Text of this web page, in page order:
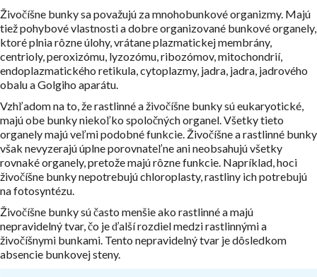
Živočíšne bunky sa považujú za mnohobunkové organizmy. Majú
tiež pohybové vlastnosti a dobre organizované bunkové organely,
ktoré plnia rôzne úlohy, vrátane plazmatickej membrány,
centrioly, peroxizómu, lyzozómu, ribozómov, mitochondrií,
endoplazmatického retikula, cytoplazmy, jadra, jadra, jadrového
obalu a Golgiho aparátu.
Vzhľadom na to, že rastlinné a živočíšne bunky sú eukaryotické,
majú obe bunky niekoľko spoločných organel. Všetky tieto
organely majú veľmi podobné funkcie. Živočíšne a rastlinné bunky
však nevyzerajú úplne porovnateľne ani neobsahujú všetky
rovnaké organely, pretože majú rôzne funkcie. Napríklad, hoci
živočíšne bunky nepotrebujú chloroplasty, rastliny ich potrebujú
na fotosyntézu.
Živočíšne bunky sú často menšie ako rastlinné a majú
nepravidelný tvar, čo je ďalší rozdiel medzi rastlinnými a
živočíšnymi bunkami. Tento nepravidelný tvar je dôsledkom
absencie bunkovej steny.